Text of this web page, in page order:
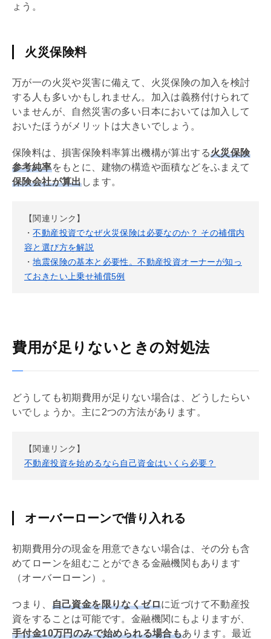
ょう。
火災保険料
万が一の火災や災害に備えて、火災保険の加入を検討
する人も多いかもしれません。加入は義務付けられて
いませんが、自然災害の多い日本においては加入して
おいたほうがメリットは大きいでしょう。
保険料は、損害保険料率算出機構が算出する火災保険
参考純率をもとに、建物の構造や面積などをふまえて
保険会社が算出します。
【関連リンク】
・不動産投資でなぜ火災保険は必要なのか？ その補償内
容と選び方を解説
・地震保険の基本と必要性。不動産投資オーナーが知っ
ておきたい上乗せ補償5例
費用が足りないときの対処法
どうしても初期費用が足りない場合は、どうしたらい
いでしょうか。主に2つの方法があります。
【関連リンク】
不動産投資を始めるなら自己資金はいくら必要？
オーバーローンで借り入れる
初期費用分の現金を用意できない場合は、その分も含
めてローンを組むことができる金融機関もあります
（オーバーローン）。
つまり、 自己資金を限りなくゼロに近づけて不動産投
資をすることは可能です。金融機関にもよりますが、
手付金10万円のみで始められる場合もあります。最近